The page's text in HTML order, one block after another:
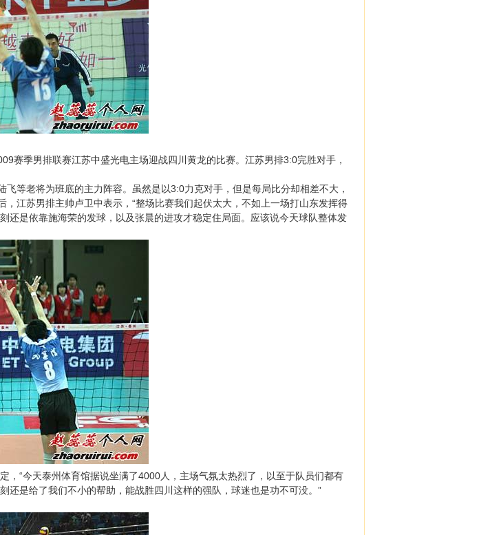
赛季男排联赛江苏中盛光电主场迎战四川黄龙的比赛。江苏男排3:0完胜对手，
等老将为班底的主力阵容。虽然是以3:0力克对手，但是每局比分却相差不大，
江苏男排主帅卢卫中表示，“整场比赛我们起伏太大，不如上一场打山东发挥得
还是依靠施海荣的发球，以及张晨的进攻才稳定住局面。应该说今天球队整体发
“今天泰州体育馆据说坐满了4000人，主场气氛太热烈了，以至于队员们都有
还是给了我们不小的帮助，能战胜四川这样的强队，球迷也是功不可没。”